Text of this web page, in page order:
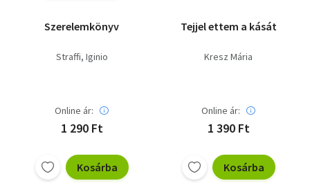
Szerelemkönyv
Straffi, Iginio
Online ár:
1 290 Ft
Kosárba
Tejjel ettem a kását
Kresz Mária
Online ár:
1 390 Ft
Kosárba